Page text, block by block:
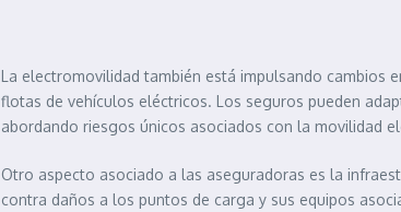
La electromovilidad también está impulsando cambios
flotas de vehículos eléctricos. Los seguros pueden
abordando riesgos únicos asociados con la movilidad
Otro aspecto asociado a las aseguradoras es la
contra daños a los puntos de carga y sus equipos